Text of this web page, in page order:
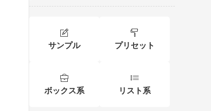
サンプル プリセット
ボックス系 リスト系